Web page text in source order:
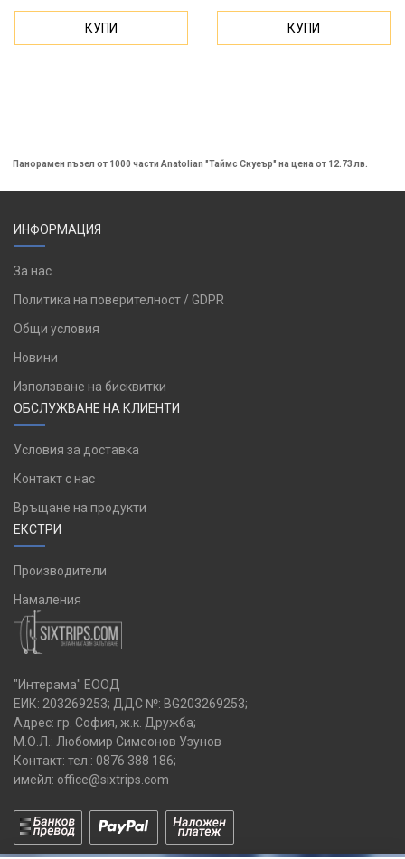
КУПИ КУПИ
Панорамен пъзел от 1000 части Anatolian "Таймс Скуеър" на цена от 12.73 лв.
ИНФОРМАЦИЯ
За нас
Политика на поверителност / GDPR
Общи условия
Новини
Използване на бисквитки
ОБСЛУЖВАНЕ НА КЛИЕНТИ
Условия за доставка
Контакт с нас
Връщане на продукти
ЕКСТРИ
Производители
Намаления
"Интерама" ЕООД
ЕИК: 203269253; ДДС №: BG203269253;
Адрес: гр. София, ж.к. Дружба;
М.О.Л.: Любомир Симеонов Узунов
Контакт: тел.: 0876 388 186;
имейл: office@sixtrips.com